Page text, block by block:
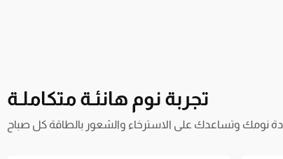
تجربة نوم هانئـة متكاملـة
نومك وتساعدك على الاسترخاء والشعور بالطاقة كل صباح